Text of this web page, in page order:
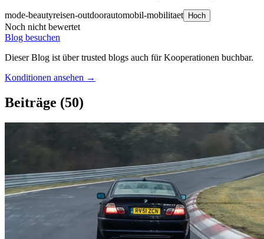
mode-beautyreisen-outdoorautomobil-mobilitaet Hoch
Noch nicht bewertet
Blog besuchen
Dieser Blog ist über trusted blogs auch für Kooperationen buchbar.
Konditionen ansehen →
Beiträge (50)